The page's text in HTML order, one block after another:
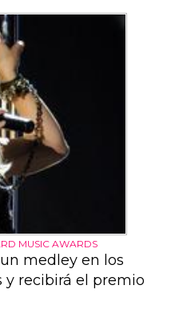
MUSIC AWARDS
medley en los
y recibirá el premio